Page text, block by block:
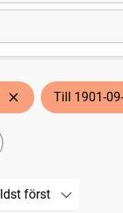
Till 1901-